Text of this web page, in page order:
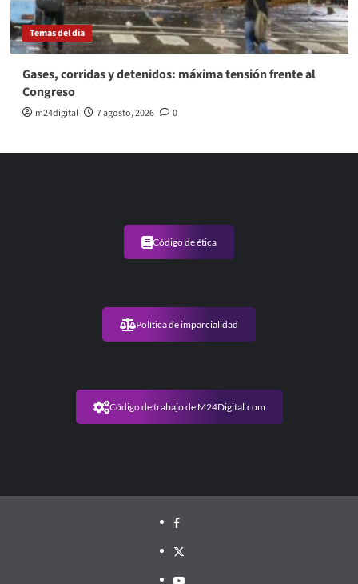
Temas del dia
Gases, corridas y detenidos: máxima tensión frente al
Congreso
m24digital 7 agosto, 2026 0
Código de ética
Política de imparcialidad
Código de trabajo de M24Digital.com